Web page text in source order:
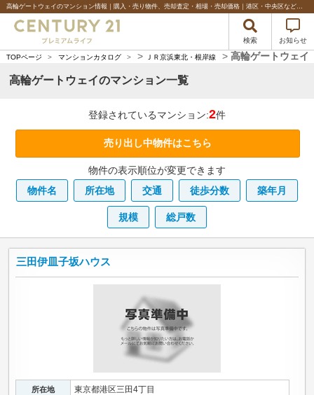
高輪ゲートウェイのマンション情報｜購入・売り物件、売却査定・相場・売却価格｜港区・中央区などベイエリアの不動産のことならセンチュリー21プレミアムライフ
検索 お知らせ
TOPページ > マンションカタログ > > ＪＲ京浜東北・根岸線 > 高輪ゲートウェイ
高輪ゲートウェイのマンション一覧
登録されているマンション:2件
売り出し中物件はこちら
物件の表示順位が変更できます
物件名
所在地 交通 徒歩分数 築年月
規模 総戸数
三田伊皿子坂ハウス
所在地 東京都港区三田4丁目